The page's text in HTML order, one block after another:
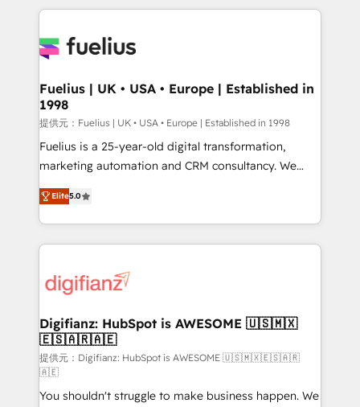
sure you can actually use it, build your website in
for you and execute it on HubSpot. We are on the
framework, meaning we've been accredited by
HubSpot and vetted by the CCS, which means we
can support public sector companies as well the
other ones listed in our profile. Our services: -
HubSpot implementation - HubSpot CMS website
is there for you to: - Grow revenue, and run your
business more efficiently - Build stronger
more people - Get the most out of your HubSpot
investment
Fuelius | UK • USA • Europe | Established in
1998
提供元：Fuelius | UK • USA • Europe | Established in 1998
Fuelius is a 25-year-old digital transformation,
marketing automation and CRM consultancy. We
enable mid-market and enterprise clients to
maximise their return from digital and fuel their
growth. We modernise platforms, streamline
operations that are causing inefficiencies, improve
supercharge revenue operations Key services: • CRM
Transformation / Web Development • RevOps &
Sales Consulting • Marketing Automation What
makes us different? 🚀 Top 0.5% of global HubSpot
agencies ⚙️ The strongest technical ability and
integration capabilities 💼 Consultative, long-term
Elite5.0
Digifianz: HubSpot is AWESOME 🇺🇸🇲🇽
🇪🇸🇦🇷🇦🇪
提供元：Digifianz: HubSpot is AWESOME 🇺🇸🇲🇽🇪🇸🇦🇷
🇦🇪
You shouldn't struggle to make business happen. We